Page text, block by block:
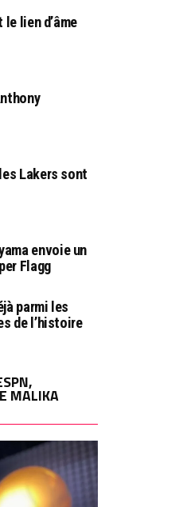
lien d’âme
Lakers sont
envoie un
Flagg
parmi les
de l’histoire
MALIKA